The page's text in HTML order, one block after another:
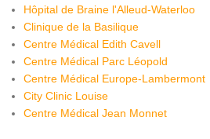
Hôpital de Braine l'Alleud-Waterloo
Clinique de la Basilique
Centre Médical Edith Cavell
Centre Médical Parc Léopold
Centre Médical Europe-Lambermont
City Clinic Louise
Centre Médical Jean Monnet